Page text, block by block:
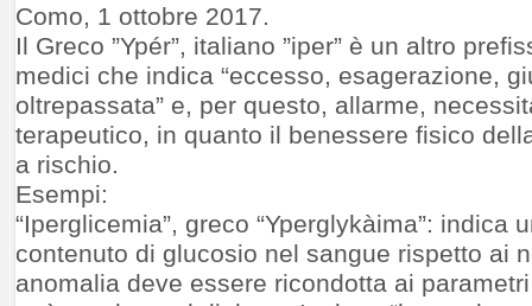
Como, 1 ottobre 2017.
Il Greco ”Ypér”, italiano ”iper” è un altro
medici che indica “eccesso, esagerazione,
oltrepassata” e, per questo, allarme,
terapeutico, in quanto il benessere fisico
a rischio.
Esempi:
“Iperglicemia”, greco “Yperglykàima”: indica
contenuto di glucosio nel sangue rispetto ai
anomalia deve essere ricondotta ai